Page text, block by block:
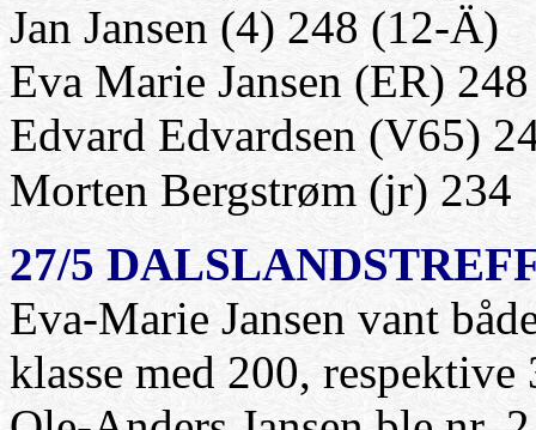
Jan Jansen (4) 248 (12-Ä)
Eva Marie Jansen (ER)
Edvard Edvardsen (V65)
Morten Bergstrøm (jr) 234
27/5
Eva-Marie Jansen vant
klasse med 200, respektive